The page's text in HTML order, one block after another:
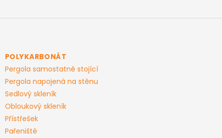
Z
aPOLYKARBONÁT
Pergola samostatně stojící
Pergola napojená na stěnu
Sedlový skleník
Obloukový skleník
Přístřešek
Pařeniště